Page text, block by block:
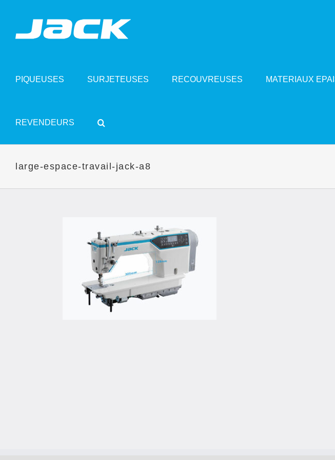
PIQUEUSES SURJETEUSES RECOUVREUSES MATERIAUX
REVENDEURS
large-espace-travail-jack-a8